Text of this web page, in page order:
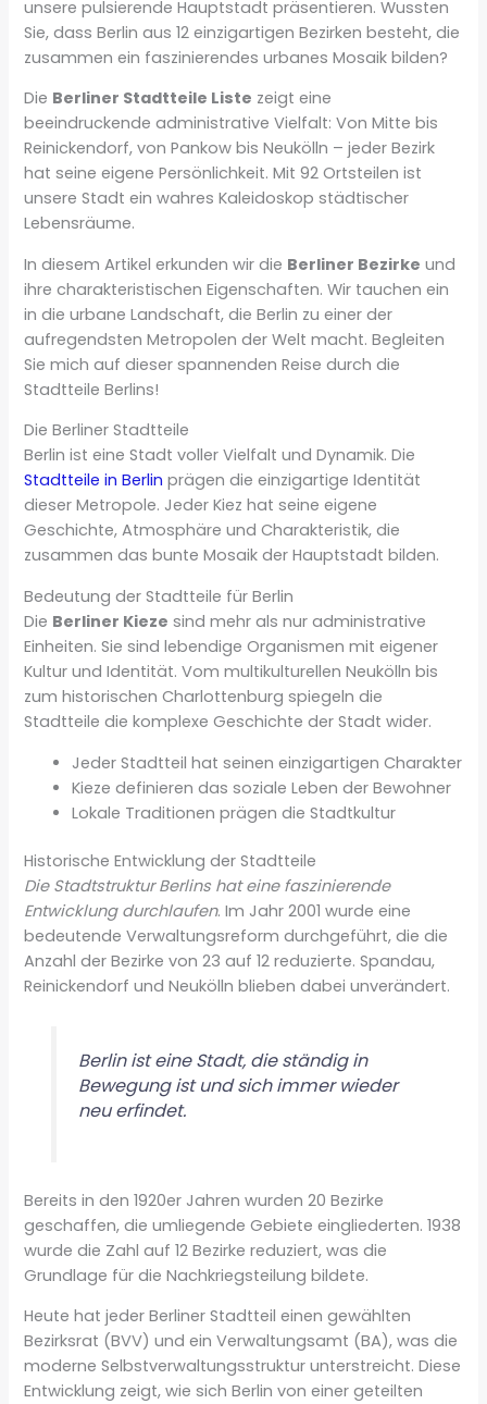
unsere pulsierende Hauptstadt präsentieren. Wussten
Sie, dass Berlin aus 12 einzigartigen Bezirken besteht, die
zusammen ein faszinierendes urbanes Mosaik bilden?
Die Berliner Stadtteile Liste zeigt eine
beeindruckende administrative Vielfalt: Von Mitte bis
Reinickendorf, von Pankow bis Neukölln – jeder Bezirk
hat seine eigene Persönlichkeit. Mit 92 Ortsteilen ist
unsere Stadt ein wahres Kaleidoskop städtischer
Lebensräume.
In diesem Artikel erkunden wir die Berliner Bezirke und
ihre charakteristischen Eigenschaften. Wir tauchen ein
in die urbane Landschaft, die Berlin zu einer der
aufregendsten Metropolen der Welt macht. Begleiten
Sie mich auf dieser spannenden Reise durch die
Stadtteile Berlins!
Die Berliner Stadtteile
Berlin ist eine Stadt voller Vielfalt und Dynamik. Die
Stadtteile in Berlin prägen die einzigartige Identität
dieser Metropole. Jeder Kiez hat seine eigene
Geschichte, Atmosphäre und Charakteristik, die
zusammen das bunte Mosaik der Hauptstadt bilden.
Bedeutung der Stadtteile für Berlin
Die Berliner Kieze sind mehr als nur administrative
Einheiten. Sie sind lebendige Organismen mit eigener
Kultur und Identität. Vom multikulturellen Neukölln bis
zum historischen Charlottenburg spiegeln die
Stadtteile die komplexe Geschichte der Stadt wider.
Jeder Stadtteil hat seinen einzigartigen Charakter
Kieze definieren das soziale Leben der Bewohner
Lokale Traditionen prägen die Stadtkultur
Historische Entwicklung der Stadtteile
Die Stadtstruktur Berlins hat eine faszinierende
Entwicklung durchlaufen. Im Jahr 2001 wurde eine
bedeutende Verwaltungsreform durchgeführt, die die
Anzahl der Bezirke von 23 auf 12 reduzierte. Spandau,
Reinickendorf und Neukölln blieben dabei unverändert.
Berlin ist eine Stadt, die ständig in
Bewegung ist und sich immer wieder
neu erfindet.
Bereits in den 1920er Jahren wurden 20 Bezirke
geschaffen, die umliegende Gebiete eingliederten. 1938
wurde die Zahl auf 12 Bezirke reduziert, was die
Grundlage für die Nachkriegsteilung bildete.
Heute hat jeder Berliner Stadtteil einen gewählten
Bezirksrat (BVV) und ein Verwaltungsamt (BA), was die
moderne Selbstverwaltungsstruktur unterstreicht. Diese
Entwicklung zeigt, wie sich Berlin von einer geteilten